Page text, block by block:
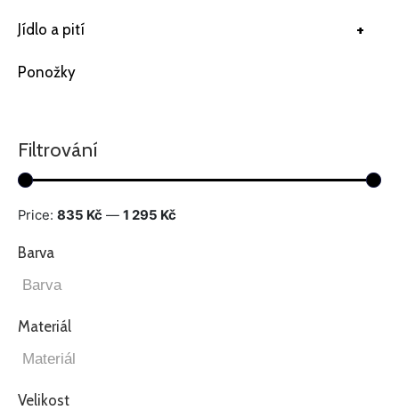
+
Jídlo a pití
Ponožky
Filtrování
Price: 835 Kč — 1 295 Kč
Barva
Materiál
Velikost